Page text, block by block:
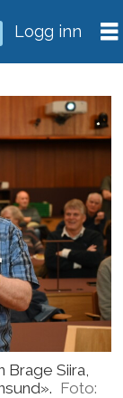
Logg inn
Siira,
Foto: